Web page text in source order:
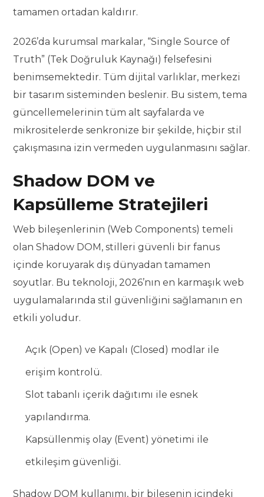
tamamen ortadan kaldırır.
2026’da kurumsal markalar, “Single Source of
Truth” (Tek Doğruluk Kaynağı) felsefesini
benimsemektedir. Tüm dijital varlıklar, merkezi
bir tasarım sisteminden beslenir. Bu sistem, tema
güncellemelerinin tüm alt sayfalarda ve
mikrositelerde senkronize bir şekilde, hiçbir stil
çakışmasına izin vermeden uygulanmasını sağlar.
Shadow DOM ve
Kapsülleme Stratejileri
Web bileşenlerinin (Web Components) temeli
olan Shadow DOM, stilleri güvenli bir fanus
içinde koruyarak dış dünyadan tamamen
soyutlar. Bu teknoloji, 2026’nın en karmaşık web
uygulamalarında stil güvenliğini sağlamanın en
etkili yoludur.
Açık (Open) ve Kapalı (Closed) modlar ile
erişim kontrolü.
Slot tabanlı içerik dağıtımı ile esnek
yapılandırma.
Kapsüllenmiş olay (Event) yönetimi ile
etkileşim güvenliği.
Shadow DOM kullanımı, bir bileşenin içindeki